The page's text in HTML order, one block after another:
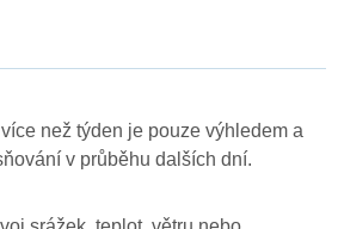
než týden je pouze výhledem a
v průběhu dalších dní.